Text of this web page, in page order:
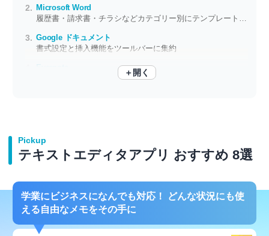
Microsoft Word
履歴書・請求書・チラシなどカテゴリー別にテンプレートを選択
Google ドキュメント
書式設定と挿入機能をツールバーに集約
AI編集や編集保護までそろう文書エディタ機能
＋開く
Pickup
テキストエディタアプリ おすすめ 8選
学業にビジネスになんでも対応！ どんな状況にも使
える自由なメモをその手に